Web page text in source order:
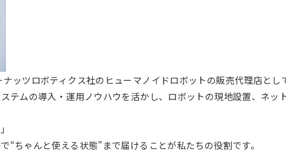
ッツロボティクス社のヒューマノイドロボットの販売代理店と
テムの導入・運用ノウハウを活かし、ロボットの現地設置、ネ
“ちゃんと使える状態”まで届けることが私たちの役割です。